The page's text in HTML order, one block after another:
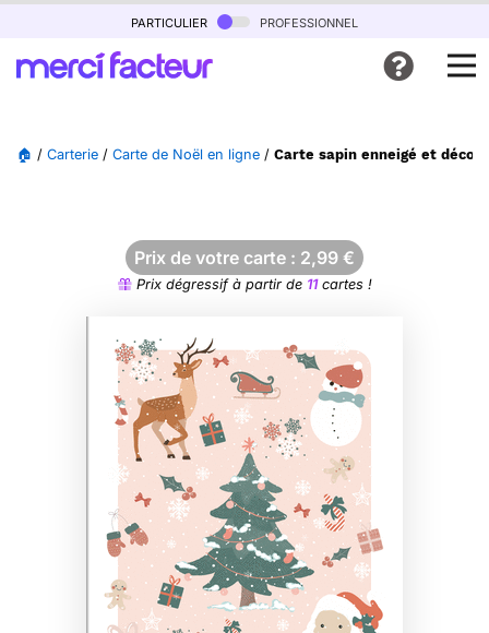
particulier professionnel
🏠 / Carterie / Carte de Noël en ligne / Carte sapin enneigé et
Prix de votre carte : 2,99 €
Prix dégressif à partir de 11cartes !